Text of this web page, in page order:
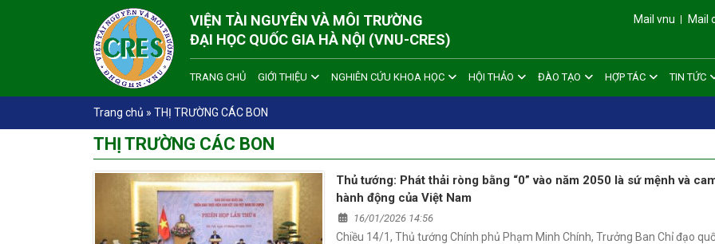
VIỆN TÀI NGUYÊN VÀ MÔI TRƯỜNG
ĐẠI HỌC QUỐC GIA HÀ NỘI (VNU-CRES)
Mail vnu Mail
TRANG CHỦ GIỚI THIỆU NGHIÊN CỨU KHOA HỌC HỘI THẢO ĐÀO TẠO HỢP TÁC TIN TỨC
Trang chủ » THỊ TRƯỜNG CÁC BON
THỊ TRƯỜNG CÁC BON
Thủ tướng: Phát thải ròng bằng “0” vào năm 2050 là sứ mệnh và
hành động của Việt Nam
16/01/2026 14:56
Chiều 14/1, Thủ tướng Chính phủ Phạm Minh Chính, Trưởng Ban Chỉ đạo